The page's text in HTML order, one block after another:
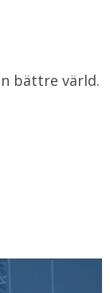
bättre värld.